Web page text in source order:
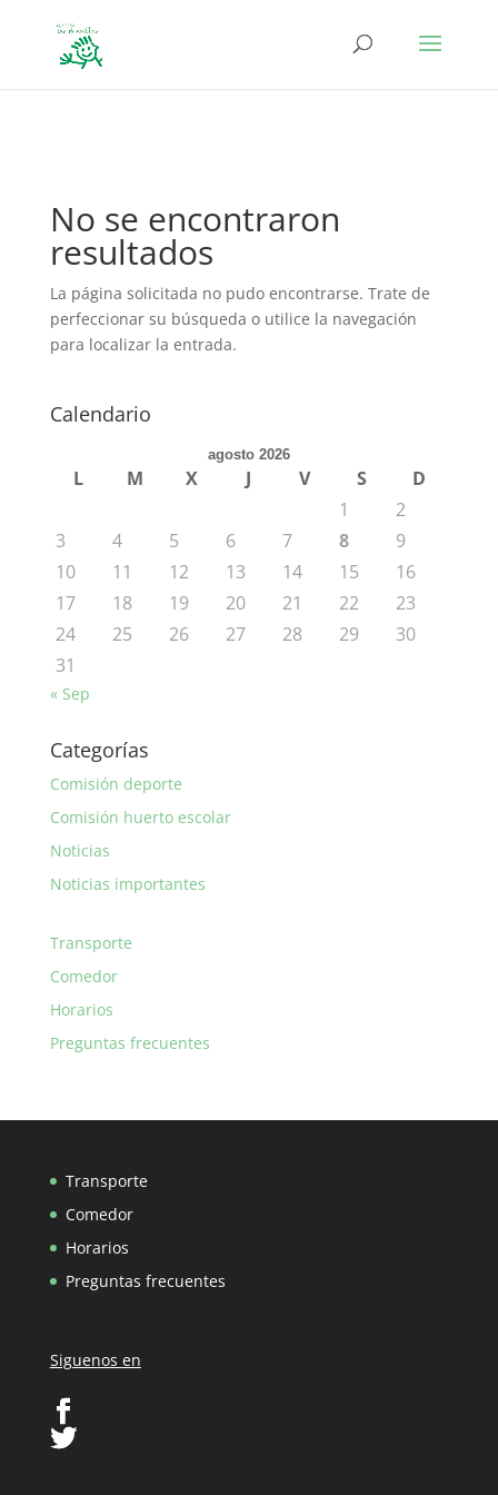
No se encontraron
resultados
La página solicitada no pudo encontrarse. Trate de
perfeccionar su búsqueda o utilice la navegación
para localizar la entrada.
Calendario
agosto 2026
L M X J V S
D
1
2
3
4 5 6 7 8
9
10
11 12 13 14 15
16
17
18 19 20 21 22
23
24
25 26 27 28 29
30
31
« Sep
Categorías
Comisión deporte
Comisión huerto escolar
Noticias
Noticias importantes
Transporte
Comedor
Horarios
Preguntas frecuentes
Transporte
Comedor
Horarios
Preguntas frecuentes
Siguenos en